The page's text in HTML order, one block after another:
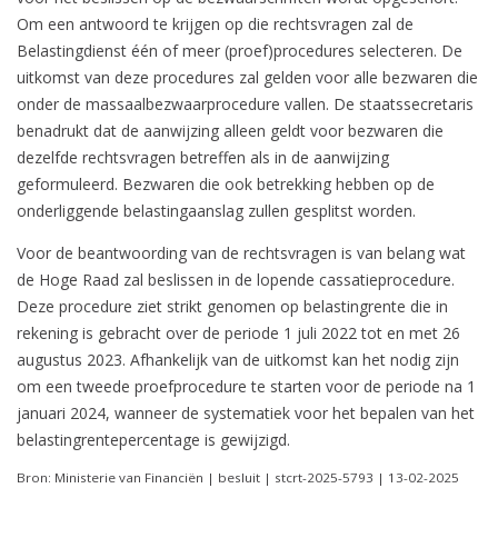
Om een antwoord te krijgen op die rechtsvragen zal de
Belastingdienst één of meer (proef)procedures selecteren. De
uitkomst van deze procedures zal gelden voor alle bezwaren die
onder de massaalbezwaarprocedure vallen. De staatssecretaris
benadrukt dat de aanwijzing alleen geldt voor bezwaren die
dezelfde rechtsvragen betreffen als in de aanwijzing
geformuleerd. Bezwaren die ook betrekking hebben op de
onderliggende belastingaanslag zullen gesplitst worden.
Voor de beantwoording van de rechtsvragen is van belang wat
de Hoge Raad zal beslissen in de lopende cassatieprocedure.
Deze procedure ziet strikt genomen op belastingrente die in
rekening is gebracht over de periode 1 juli 2022 tot en met 26
augustus 2023. Afhankelijk van de uitkomst kan het nodig zijn
om een tweede proefprocedure te starten voor de periode na 1
januari 2024, wanneer de systematiek voor het bepalen van het
belastingrentepercentage is gewijzigd.
Bron: Ministerie van Financiën | besluit | stcrt-2025-5793 | 13-02-2025